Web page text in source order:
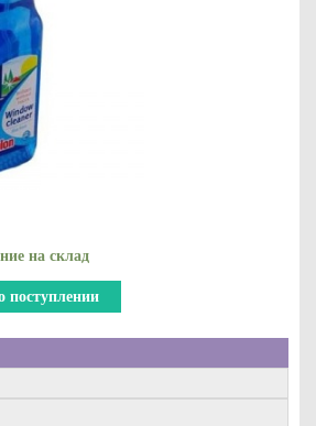
на склад
поступлении